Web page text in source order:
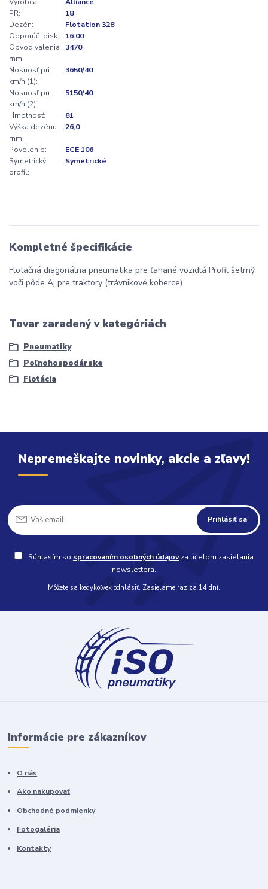
PR:
18
Dezén:
Flotation 328
Odporúč. disk:
16.00
Obvod valenia
mm:
3470
Nosnosť pri
km/h (1):
3650/40
Nosnosť pri
km/h (2):
5150/40
Hmotnosť:
81
Výška dezénu
mm:
26,0
Povolenie:
ECE 106
Symetrický
profil:
Symetrické
Kompletné špecifikácie
Flotačná diagonálna pneumatika pre ťahané vozidlá Profil šetrný
voči pôde Aj pre traktory (trávnikové koberce)
Tovar zaradený v kategóriách
Pneumatiky
Poľnohospodárske
Flotácia
Nepremeškajte novinky, akcie a zľavy!
Prihlásiť sa
Súhlasím so spracovaním osobných údajovza účelom zasielania
newslettera.
Môžete sa kedykoľvek odhlásiť. Zasielame raz za 14 dní.
Informácie pre zákazníkov
O nás
Ako nakupovať
Obchodné podmienky
Fotogaléria
Kontakty